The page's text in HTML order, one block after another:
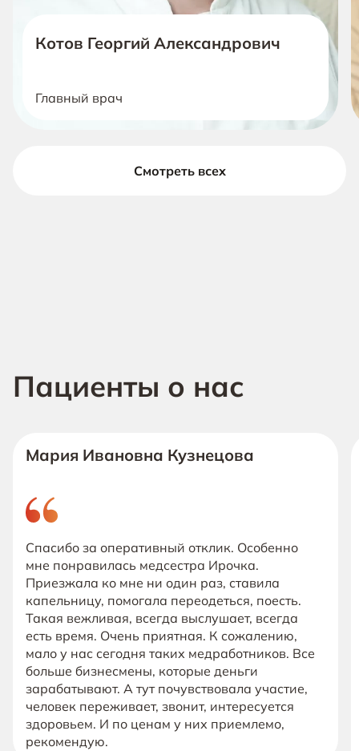
Котов Георгий Александрович
Главный врач
Смотреть всех
Пациенты о нас
Мария Ивановна Кузнецова
Спасибо за оперативный отклик. Особенно
мне понравилась медсестра Ирочка.
Приезжала ко мне ни один раз, ставила
капельницу, помогала переодеться, поесть.
Такая вежливая, всегда выслушает, всегда
есть время. Очень приятная. К сожалению,
мало у нас сегодня таких медработников. Все
больше бизнесмены, которые деньги
зарабатывают. А тут почувствовала участие,
человек переживает, звонит, интересуется
здоровьем. И по ценам у них приемлемо,
рекомендую.